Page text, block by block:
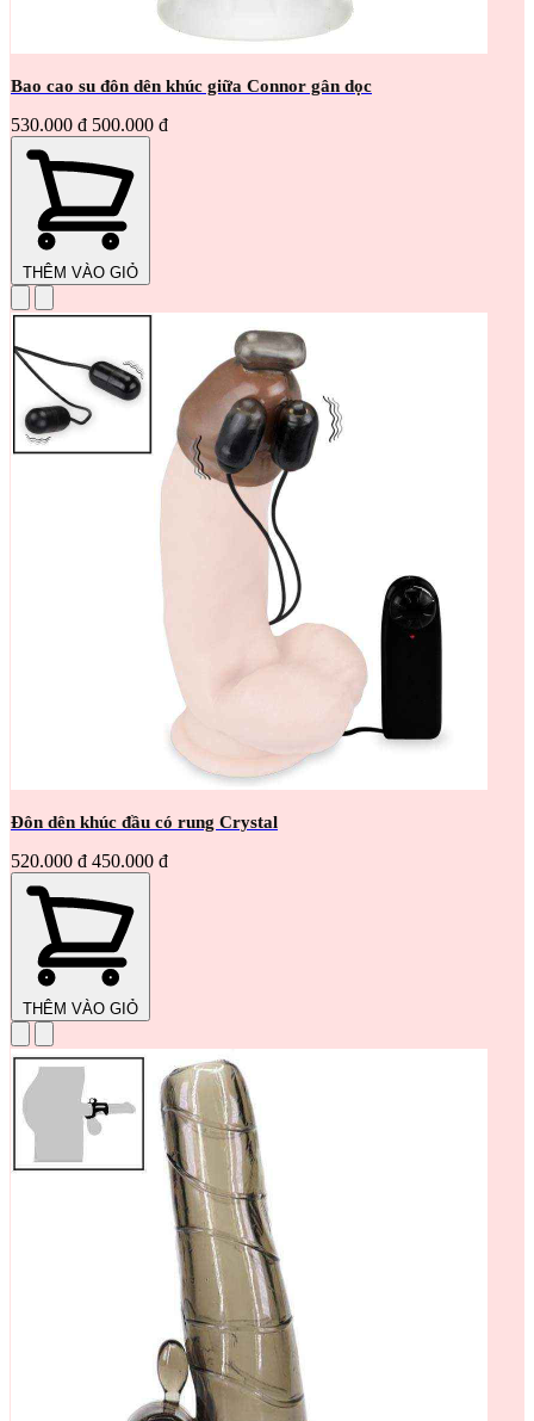
Bao cao su đôn dên khúc giữa Connor gân dọc
530.000 đ 500.000 đ
THÊM VÀO GIỎ
Đôn dên khúc đầu có rung Crystal
520.000 đ 450.000 đ
THÊM VÀO GIỎ